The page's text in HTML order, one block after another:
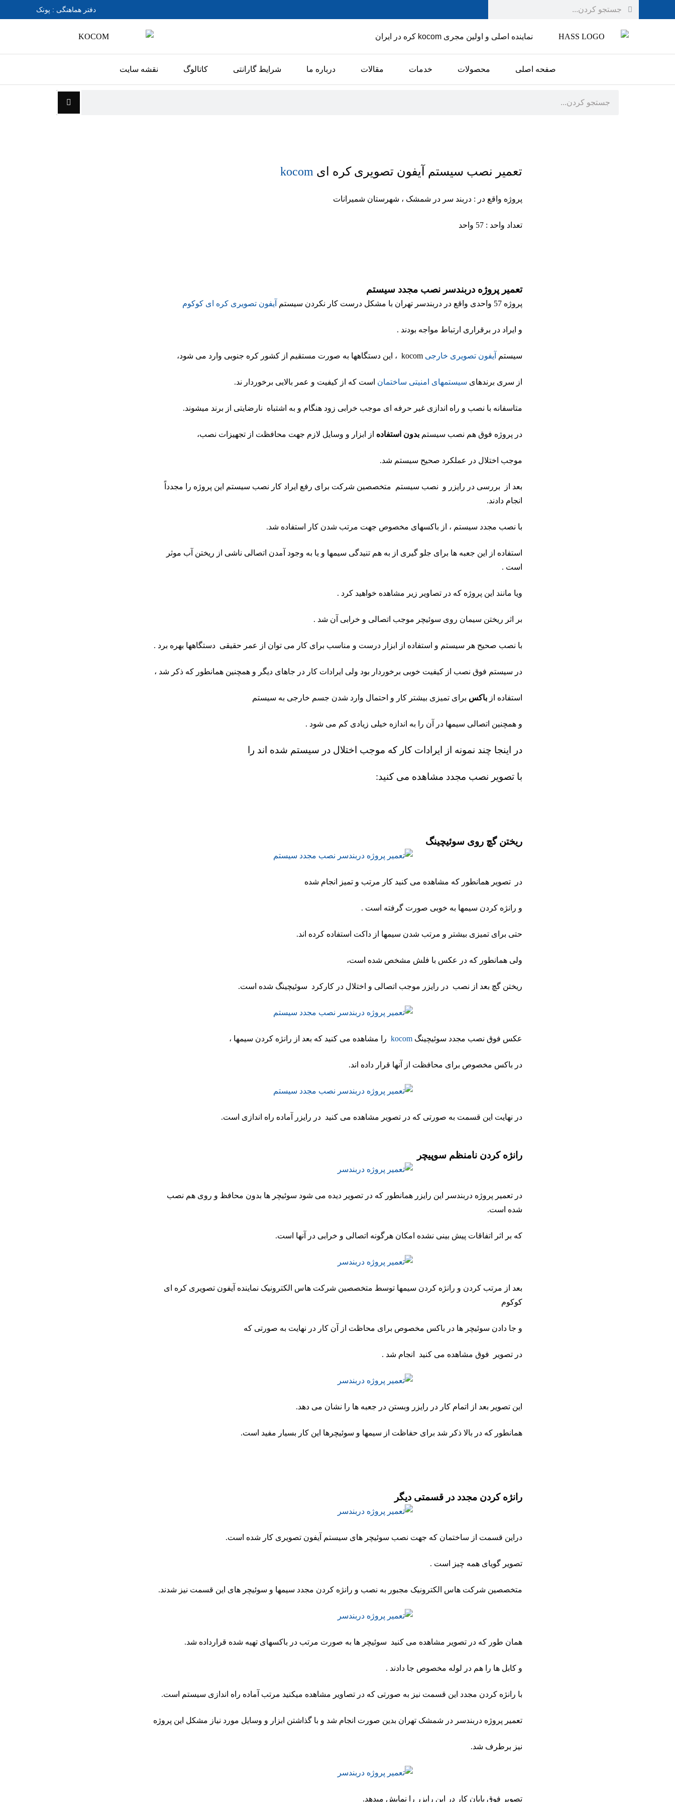
دفتر هماهنگی : پونک
نماینده اصلی و اولین مجری kocom کره در ایران
صفحه اصلی محصولات خدمات مقالات درباره ما شرایط گارانتی کاتالوگ نقشه سایت
تعمیر نصب سیستم آیفون تصویری کره ای kocom
پروژه واقع در : دربند سر در شمشک ، شهرستان شمیرانات
تعداد واحد : 57 واحد
تعمیر پروژه دربندسر نصب مجدد سیستم
پروژه 57 واحدی واقع در دربندسر تهران با مشکل درست کار نکردن سیستم آیفون تصویری کره ای کوکوم
و ایراد در برقراری ارتباط مواجه بودند .
سیستم آیفون تصویری خارجی
از سری برندهای سیستمهای امنیتی ساختمان است که از کیفیت و عمر بالایی برخوردار ند.
متاسفانه با نصب و راه اندازی غیر حرفه ای موجب خرابی زود هنگام و به اشتباه نارضایتی از برند میشوند.
در پروژه فوق هم نصب سیستم بدون استفاده از ابزار و وسایل لازم جهت محافظت از تجهیزات نصب،
موجب اختلال در عملکرد صحیح سیستم شد.
بعد از بررسی در رایزر و نصب سیستم متخصصین شرکت برای رفع ایراد کار نصب سیستم این پروژه را مجدداً
انجام دادند.
با نصب مجدد سیستم ، از باکسهای مخصوص جهت مرتب شدن کار استفاده شد.
استفاده از این جعبه ها برای جلو گیری از به هم تنیدگی سیمها و یا به وجود آمدن اتصالی ناشی از ریختن آب موثر
است .
ویا مانند این پروژه که در تصاویر زیر مشاهده خواهید کرد .
بر اثر ریختن سیمان روی سوئیچر موجب اتصالی و خرابی آن شد .
با نصب صحیح هر سیستم و استفاده از ابزار درست و مناسب برای کار می توان از عمر حقیقی دستگاهها بهره برد .
در سیستم فوق نصب از کیفیت خوبی برخوردار بود ولی ایرادات کار در جاهای دیگر و همچنین همانطور که ذکر شد ،
استفاده از باکس برای تمیزی بیشتر کار و احتمال وارد شدن جسم خارجی به سیستم
و همچنین اتصالی سیمها در آن را به اندازه خیلی زیادی کم می شود .
در اینجا چند نمونه از ایرادات کار که موجب اختلال در سیستم شده اند را
با تصویر نصب مجدد مشاهده می کنید:
ریختن گچ روی سوئیچینگ
در تصویر همانطور که مشاهده می کنید کار مرتب و تمیز انجام شده
و رانژه کردن سیمها به خوبی صورت گرفته است .
حتی برای تمیزی بیشتر و مرتب شدن سیمها از داکت استفاده کرده اند.
ولی همانطور که در عکس با فلش مشخص شده است،
ریختن گچ بعد از نصب در رایزر موجب اتصالی و اختلال در کارکرد سوئیچینگ شده است.
عکس فوق نصب مجدد سوئیچینگ kocom را مشاهده می کنید که بعد از رانژه کردن سیمها ،
در باکس مخصوص برای محافظت از آنها قرار داده اند.
در نهایت این قسمت به صورتی که در تصویر مشاهده می کنید در رایزر آماده راه اندازی است.
رانژه کردن نامنظم سوپیچر
در تعمیر پروژه دربندسر این رایزر همانطور که در تصویر دیده می شود سوئیچر ها بدون محافظ و روی هم نصب
شده است.
که بر اثر اتفاقات پیش بینی نشده امکان هرگونه اتصالی و خرابی در آنها است.
بعد از مرتب کردن و رانژه کردن سیمها توسط متخصصین شرکت هاس الکترونیک نماینده آیفون تصویری کره ای
کوکوم
و جا دادن سوئیچر ها در باکس مخصوص برای محاظت از آن کار در نهایت به صورتی که
در تصویر فوق مشاهده می کنید انجام شد .
این تصویر بعد از اتمام کار در رایزر وبستن در جعبه ها را نشان می دهد.
همانطور که در بالا ذکر شد برای حفاظت از سیمها و سوئیچرها این کار بسیار مفید است.
رانژه کردن مجدد در قسمتی دیگر
دراین قسمت از ساختمان که جهت نصب سوئیچر های سیستم آیفون تصویری کار شده است.
تصویر گویای همه چیز است .
متخصصین شرکت هاس الکترونیک مجبور به نصب و رانژه کردن مجدد سیمها و سوئیچر های این قسمت نیز شدند.
همان طور که در تصویر مشاهده می کنید سوئیچر ها به صورت مرتب در باکسهای تهیه شده قرارداده شد.
و کابل ها را هم در لوله مخصوص جا دادند .
با رانژه کردن مجدد این قسمت نیز به صورتی که در تصاویر مشاهده میکنید مرتب آماده راه اندازی سیستم است.
تعمیر پروژه دربندسر در شمشک تهران بدین صورت انجام شد و با گذاشتن ابزار و وسایل مورد نیاز مشکل این پروژه
نیز برطرف شد.
تصویر فوق پایان کار در این رایزر را نمایش میدهد.